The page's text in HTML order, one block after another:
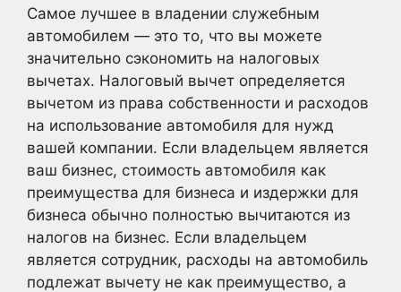
Самое лучшее в владении служебным
автомобилем — это то, что вы можете
значительно сэкономить на налоговых
вычетах. Налоговый вычет определяется
вычетом из права собственности и расходов
на использование автомобиля для нужд
вашей компании. Если владельцем является
ваш бизнес, стоимость автомобиля как
преимущества для бизнеса и издержки для
бизнеса обычно полностью вычитаются из
налогов на бизнес. Если владельцем
является сотрудник, расходы на автомобиль
подлежат вычету не как преимущество, а